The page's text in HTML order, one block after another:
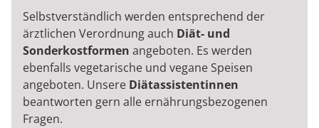
Selbstverständlich werden entsprechend der
ärztlichen Verordnung auch Diät- und
Sonderkostformen angeboten. Es werden
ebenfalls vegetarische und vegane Speisen
angeboten. Unsere Diätassistentinnen
beantworten gern alle ernährungsbezogenen
Fragen.